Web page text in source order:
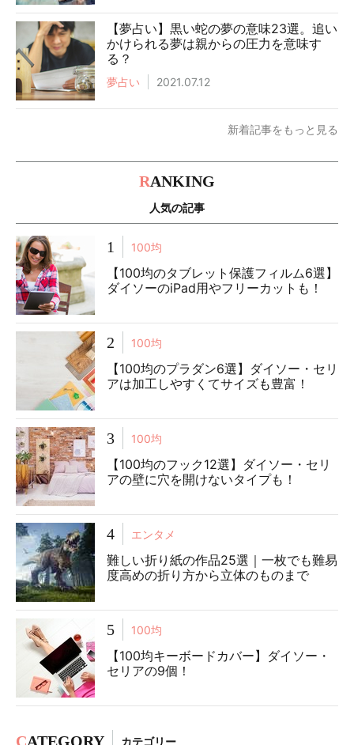
【夢占い】黒い蛇の夢の意味23選。追い
かけられる夢は親からの圧力を意味す
る？
夢占い 2021.07.12
新着記事をもっと見る
RANKING
人気の記事
1 100均
【100均のタブレット保護フィルム6選】
ダイソーのiPad用やフリーカットも！
2 100均
【100均のプラダン6選】ダイソー・セリ
アは加工しやすくてサイズも豊富！
3 100均
【100均のフック12選】ダイソー・セリ
アの壁に穴を開けないタイプも！
4 エンタメ
難しい折り紙の作品25選｜一枚でも難易
度高めの折り方から立体のものまで
5 100均
【100均キーボードカバー】ダイソー・
セリアの9個！
CATEGORY カテゴリー